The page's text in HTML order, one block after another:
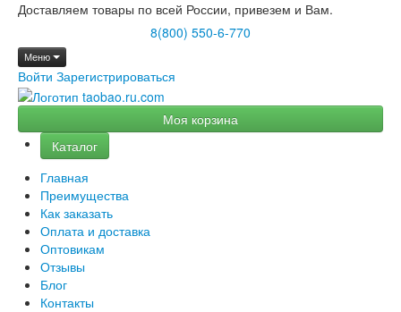
Доставляем товары по всей России, привезем и Вам.
8(800) 550-6-770
Меню
Войти Зарегистрироваться
Моя корзина
Каталог
Главная
Преимущества
Как заказать
Оплата и доставка
Оптовикам
Отзывы
Блог
Контакты